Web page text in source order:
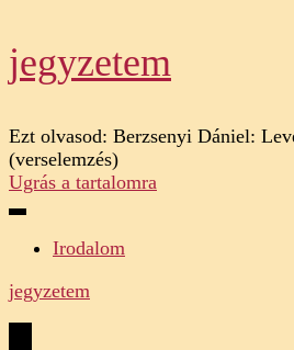
jegyzetem
Ezt olvasod: Berzsenyi Dániel:
(verselemzés)
Ugrás a tartalomra
Irodalom
jegyzetem